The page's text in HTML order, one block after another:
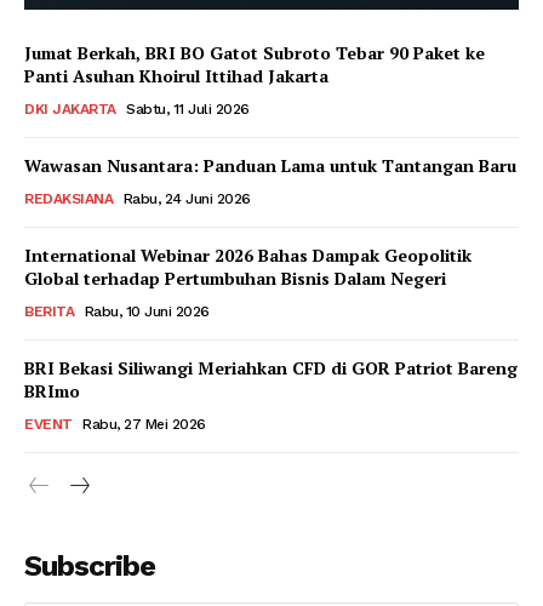
Jumat Berkah, BRI BO Gatot Subroto Tebar 90 Paket ke
Panti Asuhan Khoirul Ittihad Jakarta
DKI JAKARTA Sabtu, 11 Juli 2026
Wawasan Nusantara: Panduan Lama untuk Tantangan Baru
REDAKSIANA Rabu, 24 Juni 2026
International Webinar 2026 Bahas Dampak Geopolitik
Global terhadap Pertumbuhan Bisnis Dalam Negeri
BERITA Rabu, 10 Juni 2026
BRI Bekasi Siliwangi Meriahkan CFD di GOR Patriot Bareng
BRImo
EVENT Rabu, 27 Mei 2026
Subscribe